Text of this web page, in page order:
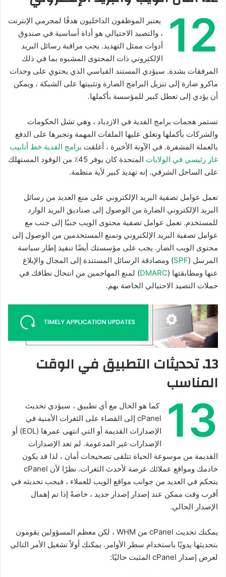
12
يعتبر الموظفون الداخليون هدفًا لمجرمي الإنترنت
، والتصيد الاحتيالي هو أداة أساسية في صندوق
أدوات ممثل التهديد. يجب مراقبة رسائل البريد
الإلكتروني ذات المحتوى المشبوه بما في ذلك
المرفقات بشدة. سيؤدي المستند القياسي الذي يحتوي على وحدات
ماكرو ضارة إلى تنزيل البرامج الضارة وتثبيتها على الشبكة ، ويمكن
أن يؤدي إلى تعطل كبير للمؤسسة بأكملها.
تستمر هجمات برامج الفدية في الازدياد ، وهي تشل الحكومات
والشركات بأكملها وتغلق عليها الملفات المهمة وتجبرها على الدفع
بالعملة المشفرة. في الآونة الأخيرة ، أغلقت برامج الفدية خط أنابيب
غاز رئيسي في الولايات
المتحدة كان يوفر 45٪ من الوقود المستهلك
على الساحل الشرقي. إنه تهديد كبير لأية منظمة.
تعمل عوامل تصفية البريد الإلكتروني على منع العديد من رسائل
البريد الإلكتروني الضارة من الوصول إلى صناديق البريد الوارد
للمستخدم. تعمل عوامل تصفية محتوى الويب جنبًا إلى جنب مع
عوامل تصفية البريد الإلكتروني وتمنع المستخدمين من الوصول إلى
محتوى الويب الضار. يجب على مؤسستك أيضًا تنفيذ إطار سياسة
المرسل (SPF) ومصادقة الرسائل المستندة إلى المجال والإبلاغ
عنها ومطابقتها (DMARC) لمنع المهاجمين من انتحال نطاقك في
حملات التصيد الاحتيالي الخاصة بهم.
13. تحديثات التطبيق في الوقت
المناسب
13
كما هو الحال مع أي تطبيق ، سيؤدي تحديث
cPanel إلى القضاء على الثغرات الأمنية في
الإصدارات القديمة أو التي انتهى عمرها (EOL) أو
الإصدارات غير المدعومة. لم تعد الإصدارات
القديمة من موسوعة الحياة تتلقى تصحيحات أمان ، لذا قد يكون
خادمك ومواقع عملائك عرضة لأحدث الثغرات. نظرًا لأن cPanel
يتحكم في العديد من جوانب مواقع الويب للعملاء ، فيجب تحديثه في
أقرب وقت ممكن عند إصدار إصدار جديد ، خاصةً إذا تم إهمال
الإصدار الحالي.
يمكنك تحديث cPanel من WHM ، لكن معظم المسؤولين يقومون
بتحديثها يدويًا باستخدام سطر الأوامر. يمكنك أولاً تشغيل الأمر التالي
لعرض إصدار cPanel المثبت حاليًا: